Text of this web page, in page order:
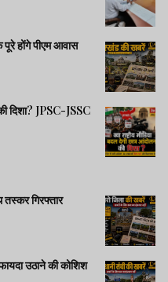
होंगे पीएम आवास
दिशा? JPSC-JSSC
गिरफ्तार
उठाने की कोशिश